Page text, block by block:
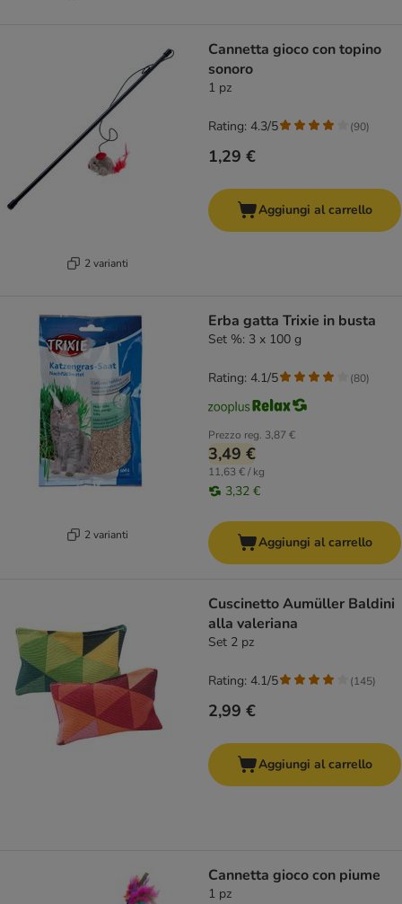
2 varianti
Cannetta gioco con topino
sonoro
1 pz
1,29 €
Rating: 4.3/5 (90)
Aggiungi al carrello
2 varianti
Erba gatta Trixie in busta
Set %: 3 x 100 g
Prezzo reg. 3,87 €
3,49 €
11,63 € / kg
3,32 €
Rating: 4.1/5 (80)
Aggiungi al carrello
Cuscinetto Aumüller Baldini
alla valeriana
Set 2 pz
2,99 €
Rating: 4.1/5 (145)
Aggiungi al carrello
Cannetta gioco con piume
1 pz